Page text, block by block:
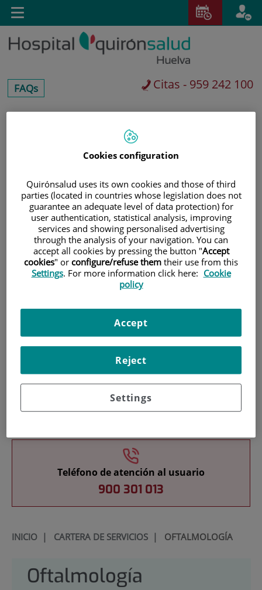
Saltar al contenido
centros-
faq
FAQs Citas - 959 242 100
Toggle
navigation
Pacientes y visitantes
Cartera de servicios
Teléfono de atención al usuario
900 301 013
INICIO| CARTERA DE SERVICIOS| OFTALMOLOGÍA
Oftalmología
Cookies configuration
Quirónsalud uses its own cookies and those of third
parties (located in countries whose legislation does not
guarantee an adequate level of data protection) for
user authentication, statistical analysis, improving
services and showing personalised advertising
through the analysis of your navigation. You can
accept all cookies by pressing the button "Accept
cookies" or configure/refuse them their use from this
Settings. For more information click here: Cookie
policy
Settings
Reject
Accept